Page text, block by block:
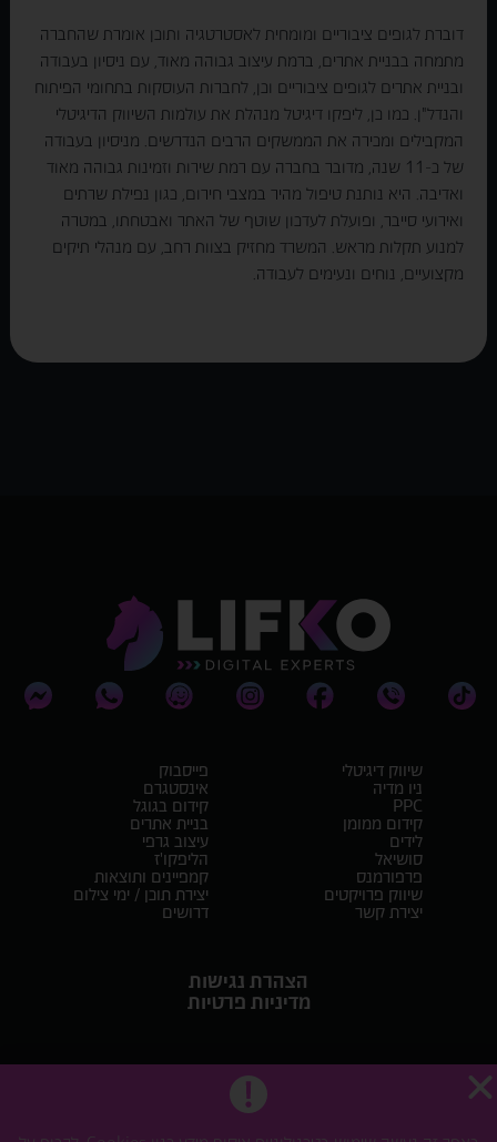
דוברת לגופים ציבוריים ומומחית לאסטרטגיה ותוכן אומרת שהחברה
מתמחה בבניית אתרים, ברמת עיצוב גבוהה מאוד, עם ניסיון בעבודה
ובניית אתרים לגופים ציבוריים וכן, לחברות העוסקות בתחומי הפיתוח
והנדל"ן. כמו כן, ליפקו דיגיטל מנהלת את עולמות השיווק הדיגיטלי
המקבילים ומכירה את הממשקים הרבים הנדרשים. מניסיון בעבודה
של כ-11 שנה, מדובר בחברה עם רמת שירות וזמינות גבוהה מאוד
ואדיבה. היא נותנת טיפול מהיר במצבי חירום, כגון נפילת שרתים
ואירועי סייבר, ופועלת לעדכון שוטף של האתר ואבטחתו, במטרה
למנוע תקלות מראש. המשרד מחזיק בצוות רחב, עם מנהלי תיקים
מקצועיים, נוחים ונעימים לעבודה.
שיווק דיגיטלי
ניו מדיה
PPC
קידום ממומן
לידים
סושיאל
פרפורמנס
שיווק פרויקטים
יצירת קשר
פייסבוק
אינסטגרם
קידום בגוגל
בניית אתרים
עיצוב גרפי
הליפקו'ז
קמפיינים ותוצאות
יצירת תוכן / ימי צילום
דרושים
הצהרת נגישות
מדיניות פרטיות
We build & design websites. what's your superpower? Lifko